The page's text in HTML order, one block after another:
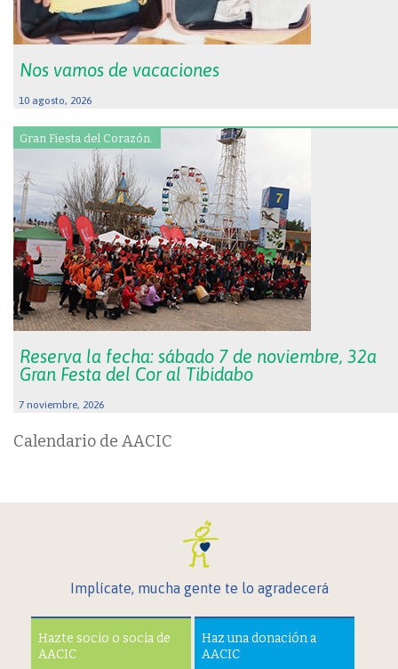
Nos vamos de vacaciones
10 agosto, 2026
Gran Fiesta del Corazón.
Reserva la fecha: sábado 7 de noviembre, 32a
Gran Festa del Cor al Tibidabo
7 noviembre, 2026
Calendario de AACIC
Implícate, mucha gente te lo agradecerá
Hazte socio o socia de
AACIC
Haz una donación a
AACIC